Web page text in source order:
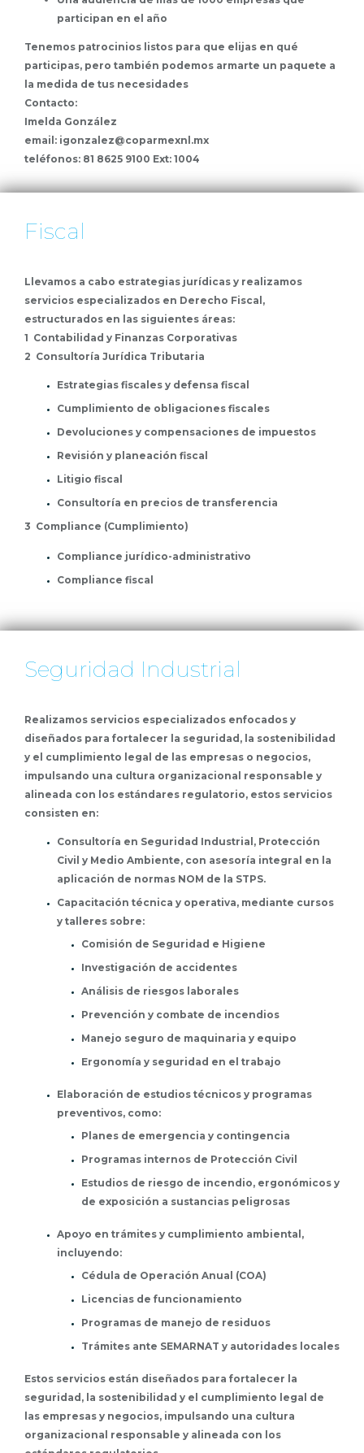
participan en el año
Tenemos patrocinios listos para que elijas en qué
participas, pero también podemos armarte un paquete a
la medida de tus necesidades
Contacto:
Imelda González
email: igonzalez@coparmexnl.mx
teléfonos: 81 8625 9100 Ext: 1004
Fiscal
Llevamos a cabo estrategias jurídicas y realizamos
servicios especializados en Derecho Fiscal,
estructurados en las siguientes áreas:
1 Contabilidad y Finanzas Corporativas
2 Consultoría Jurídica Tributaria
Estrategias fiscales y defensa fiscal
Cumplimiento de obligaciones fiscales
Devoluciones y compensaciones de impuestos
Revisión y planeación fiscal
Litigio fiscal
Consultoría en precios de transferencia
3 Compliance (Cumplimiento)
Compliance jurídico-administrativo
Compliance fiscal
Seguridad Industrial
Realizamos servicios especializados enfocados y
diseñados para fortalecer la seguridad, la sostenibilidad
y el cumplimiento legal de las empresas o negocios,
impulsando una cultura organizacional responsable y
alineada con los estándares regulatorio, estos servicios
consisten en:
Consultoría en Seguridad Industrial, Protección
Civil y Medio Ambiente, con asesoría integral en la
aplicación de normas NOM de la STPS.
Capacitación técnica y operativa, mediante cursos
y talleres sobre:
Comisión de Seguridad e Higiene
Investigación de accidentes
Análisis de riesgos laborales
Prevención y combate de incendios
Manejo seguro de maquinaria y equipo
Ergonomía y seguridad en el trabajo
Elaboración de estudios técnicos y programas
preventivos, como:
Planes de emergencia y contingencia
Programas internos de Protección Civil
Estudios de riesgo de incendio, ergonómicos y
de exposición a sustancias peligrosas
Apoyo en trámites y cumplimiento ambiental,
incluyendo:
Cédula de Operación Anual (COA)
Licencias de funcionamiento
Programas de manejo de residuos
Trámites ante SEMARNAT y autoridades locales
Estos servicios están diseñados para fortalecer la
seguridad, la sostenibilidad y el cumplimiento legal de
las empresas y negocios, impulsando una cultura
organizacional responsable y alineada con los